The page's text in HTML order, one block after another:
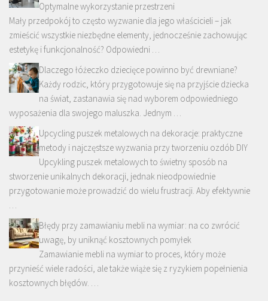
Optymalne wykorzystanie przestrzeni
Mały przedpokój to często wyzwanie dla jego właścicieli – jak
zmieścić wszystkie niezbędne elementy, jednocześnie zachowując
estetykę i funkcjonalność? Odpowiedni …
Dlaczego łóżeczko dziecięce powinno być drewniane?
Każdy rodzic, który przygotowuje się na przyjście dziecka
na świat, zastanawia się nad wyborem odpowiedniego
wyposażenia dla swojego maluszka. Jednym …
Upcycling puszek metalowych na dekoracje: praktyczne
metody i najczęstsze wyzwania przy tworzeniu ozdób DIY
Upcykling puszek metalowych to świetny sposób na
stworzenie unikalnych dekoracji, jednak nieodpowiednie
przygotowanie może prowadzić do wielu frustracji. Aby efektywnie
…
Błędy przy zamawianiu mebli na wymiar: na co zwrócić
uwagę, by uniknąć kosztownych pomyłek
Zamawianie mebli na wymiar to proces, który może
przynieść wiele radości, ale także wiąże się z ryzykiem popełnienia
kosztownych błędów. …